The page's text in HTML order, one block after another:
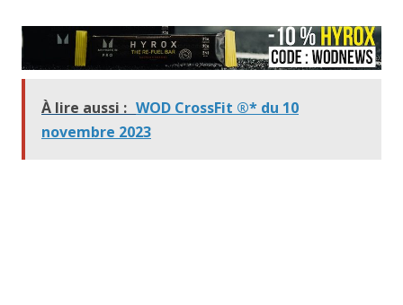
À lire aussi : WOD CrossFit ®* du 10
novembre 2023